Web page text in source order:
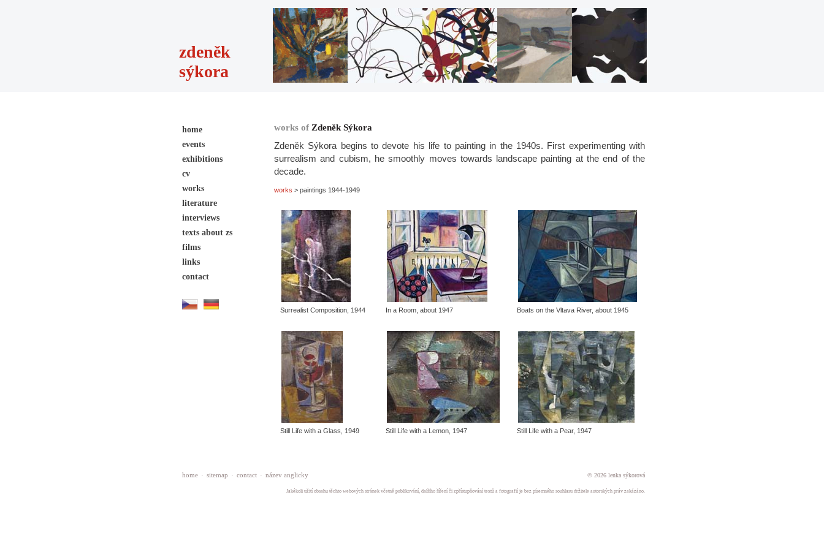
zdeněk
sýkora
home
events
exhibitions
cv
works
literature
interviews
texts about zs
films
links
contact
works of Zdeněk Sýkora
Zdeněk Sýkora begins to devote his life to painting in the 1940s. First experimenting with
surrealism and cubism, he smoothly moves towards landscape painting at the end of the
decade.
works > paintings 1944-1949
Surrealist Composition, 1944 In a Room, about 1947 Boats on the Vltava River, about 1945
Still Life with a Glass, 1949 Still Life with a Lemon, 1947 Still Life with a Pear, 1947
© 2026 lenka sýkorová
home · sitemap · contact · název anglicky
Jakékoli užití obsahu těchto webových stránek včetně publikování, dalšího šíření či zpřístupňování textů a fotografií je bez písemného souhlasu držitele autorských práv zakázáno.